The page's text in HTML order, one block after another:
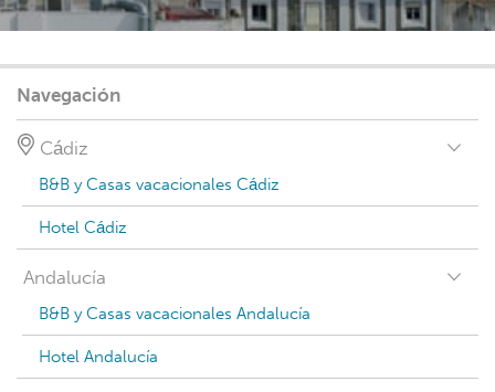
Navegación
Cádiz
B&B y Casas vacacionales Cádiz
Hotel Cádiz
Andalucía
B&B y Casas vacacionales Andalucía
Hotel Andalucía